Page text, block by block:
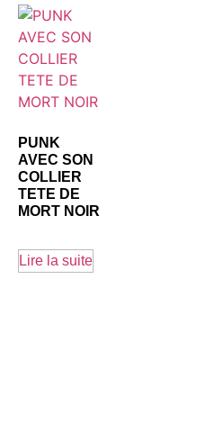
PUNK
AVEC SON
COLLIER
TETE DE
MORT NOIR
Lire la suite